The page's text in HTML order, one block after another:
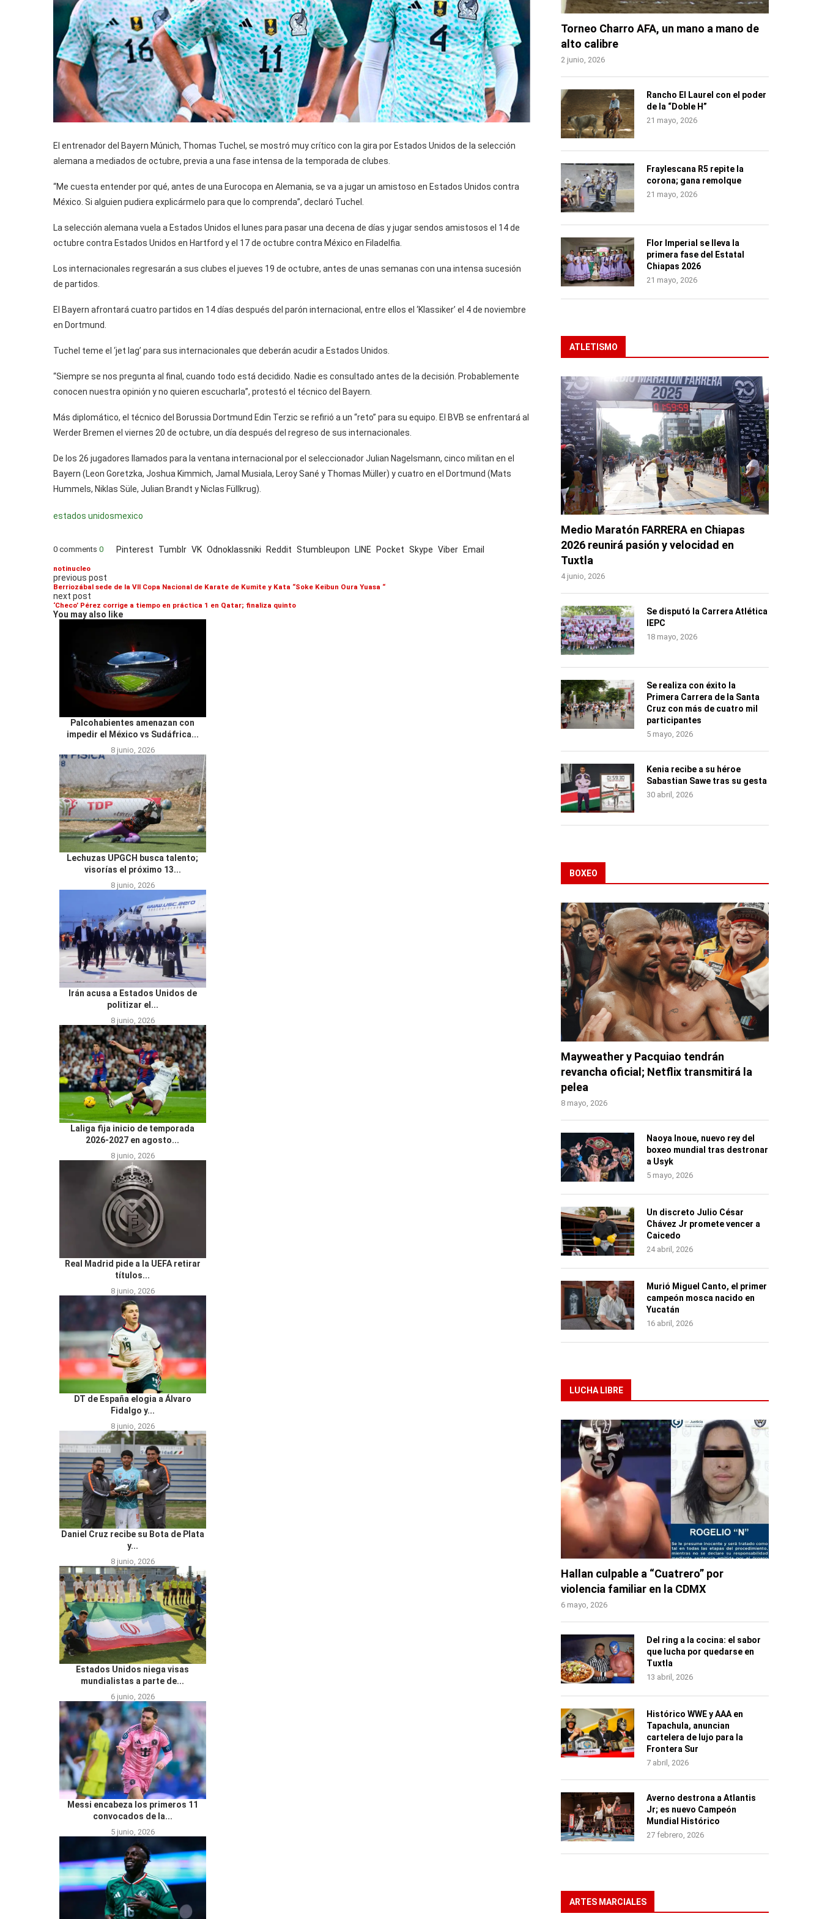
El entrenador del Bayern Múnich, Thomas Tuchel, se mostró muy crítico con la gira por Estados Unidos de la selección
alemana a mediados de octubre, previa a una fase intensa de la temporada de clubes.
“Me cuesta entender por qué, antes de una Eurocopa en Alemania, se va a jugar un amistoso en Estados Unidos contra
México. Si alguien pudiera explicármelo para que lo comprenda”, declaró Tuchel.
La selección alemana vuela a Estados Unidos el lunes para pasar una decena de días y jugar sendos amistosos el 14 de
octubre contra Estados Unidos en Hartford y el 17 de octubre contra México en Filadelfia.
Los internacionales regresarán a sus clubes el jueves 19 de octubre, antes de unas semanas con una intensa sucesión
de partidos.
El Bayern afrontará cuatro partidos en 14 días después del parón internacional, entre ellos el ‘Klassiker’ el 4 de noviembre
en Dortmund.
Tuchel teme el ‘jet lag’ para sus internacionales que deberán acudir a Estados Unidos.
“Siempre se nos pregunta al final, cuando todo está decidido. Nadie es consultado antes de la decisión. Probablemente
conocen nuestra opinión y no quieren escucharla”, protestó el técnico del Bayern.
Más diplomático, el técnico del Borussia Dortmund Edin Terzic se refirió a un “reto” para su equipo. El BVB se enfrentará al
Werder Bremen el viernes 20 de octubre, un día después del regreso de sus internacionales.
De los 26 jugadores llamados para la ventana internacional por el seleccionador Julian Nagelsmann, cinco militan en el
Bayern (Leon Goretzka, Joshua Kimmich, Jamal Musiala, Leroy Sané y Thomas Müller) y cuatro en el Dortmund (Mats
Hummels, Niklas Süle, Julian Brandt y Niclas Füllkrug).
estados unidosmexico
0 comments 0 Pinterest Tumblr VK Odnoklassniki Reddit Stumbleupon LINE Pocket Skype Viber Email
notinucleo
previous post
Berriozábal sede de la VII Copa Nacional de Karate de Kumite y Kata “Soke Keibun Oura Yuasa “
next post
‘Checo’ Pérez corrige a tiempo en práctica 1 en Qatar; finaliza quinto
You may also like
Palcohabientes amenazan con
impedir el México vs Sudáfrica...
8 junio, 2026
Lechuzas UPGCH busca talento;
visorías el próximo 13...
8 junio, 2026
Irán acusa a Estados Unidos de
politizar el...
8 junio, 2026
Laliga fija inicio de temporada
2026-2027 en agosto...
8 junio, 2026
Real Madrid pide a la UEFA retirar
títulos...
8 junio, 2026
DT de España elogia a Álvaro
Fidalgo y...
8 junio, 2026
Daniel Cruz recibe su Bota de Plata
y...
8 junio, 2026
Estados Unidos niega visas
mundialistas a parte de...
6 junio, 2026
Messi encabeza los primeros 11
convocados de la...
5 junio, 2026
Torneo Charro AFA, un mano a mano de
alto calibre
2 junio, 2026
Rancho El Laurel con el poder
de la “Doble H”
21 mayo, 2026
Fraylescana R5 repite la
corona; gana remolque
21 mayo, 2026
Flor Imperial se lleva la
primera fase del Estatal
Chiapas 2026
21 mayo, 2026
ATLETISMO
Medio Maratón FARRERA en Chiapas
2026 reunirá pasión y velocidad en
Tuxtla
4 junio, 2026
Se disputó la Carrera Atlética
IEPC
18 mayo, 2026
Se realiza con éxito la
Primera Carrera de la Santa
Cruz con más de cuatro mil
participantes
5 mayo, 2026
Kenia recibe a su héroe
Sabastian Sawe tras su gesta
30 abril, 2026
BOXEO
Mayweather y Pacquiao tendrán
revancha oficial; Netflix transmitirá la
pelea
8 mayo, 2026
Naoya Inoue, nuevo rey del
boxeo mundial tras destronar
a Usyk
5 mayo, 2026
Un discreto Julio César
Chávez Jr promete vencer a
Caicedo
24 abril, 2026
Murió Miguel Canto, el primer
campeón mosca nacido en
Yucatán
16 abril, 2026
LUCHA LIBRE
Hallan culpable a “Cuatrero” por
violencia familiar en la CDMX
6 mayo, 2026
Del ring a la cocina: el sabor
que lucha por quedarse en
Tuxtla
13 abril, 2026
Histórico WWE y AAA en
Tapachula, anuncian
cartelera de lujo para la
Frontera Sur
7 abril, 2026
Averno destrona a Atlantis
Jr; es nuevo Campeón
Mundial Histórico
27 febrero, 2026
ARTES MARCIALES